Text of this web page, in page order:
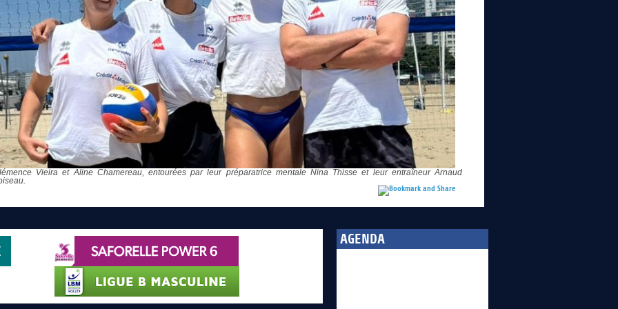
Vieira et Aline Chamereau, entourées par leur préparatrice mentale Nina Thisse et leur entraîneur Arnaud
AGENDA